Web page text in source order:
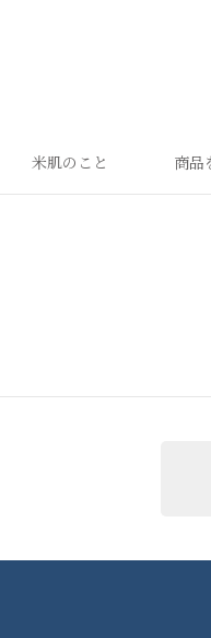
米肌のこと 商品
すべての商品